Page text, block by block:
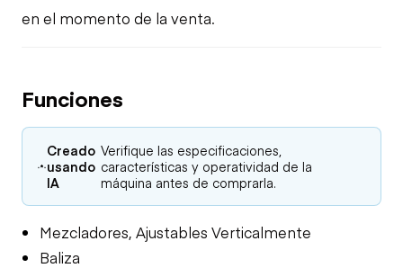
en el momento de la venta.
Funciones
Creado
usando
IA
Verifique las especificaciones,
características y operatividad de la
máquina antes de comprarla.
Mezcladores, Ajustables Verticalmente
Baliza